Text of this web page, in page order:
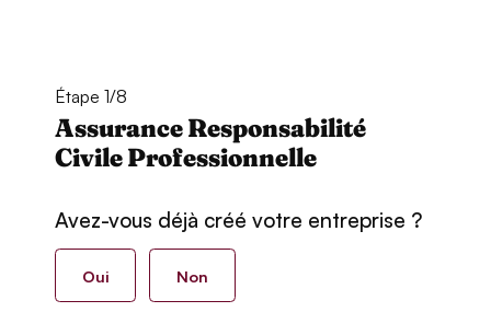
Étape 1/8
Assurance Responsabilité
Civile Professionnelle
Avez-vous déjà créé votre entreprise ?
Oui Non